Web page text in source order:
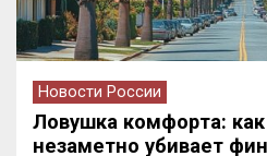
Новости России
Ловушка комфорта:
незаметно убивает